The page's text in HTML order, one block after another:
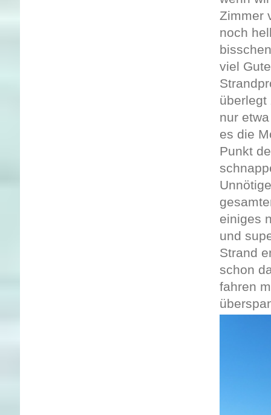
Zimmer
noch
viel
überlegt
nur
es die
Punkt
einiges
und
Strand
schon
fahren